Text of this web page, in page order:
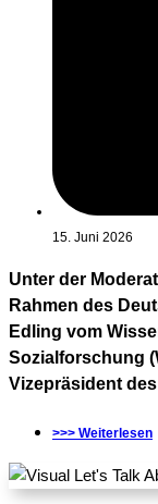
15. Juni 2026
Unter der
Rahmen des
Edling vom
Sozialforschung
Vizepräsident
>>> Weiterlesen